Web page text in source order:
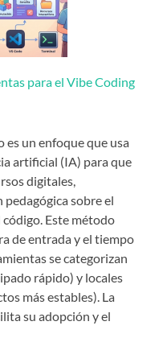
para el Vibe Coding
es un enfoque que usa
artificial (IA) para que
digitales,
sobre el
Este método
de entrada y el tiempo
se categorizan
rápido) y locales
más estables). La
su adopción y el